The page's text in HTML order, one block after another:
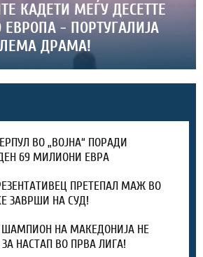
КАДЕТИ МЕЃУ ДЕСЕТТЕ
ЕВРОПА - ПОРТУГАЛИЈА
ДРАМА!
ВО „ВОЈНА“ ПОРАДИ
69 МИЛИОНИ ЕВРА
ПРЕТЕПАЛ МАЖ ВО
ЗАВРШИ НА СУД!
ШАМПИОН НА МАКЕДОНИЈА НЕ
НАСТАП ВО ПРВА ЛИГА!